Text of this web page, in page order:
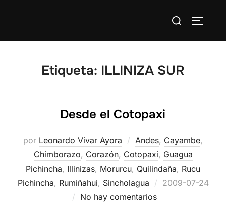
Buscar:
Etiqueta: ILLINIZA SUR
Desde el Cotopaxi
por Leonardo Vivar Ayora Andes, Cayambe,
Chimborazo, Corazón, Cotopaxi, Guagua
Pichincha, Illinizas, Morurcu, Quilindaña, Rucu
Pichincha, Rumiñahui, Sincholagua
Publicado
2009-07-24
No hay comentarios